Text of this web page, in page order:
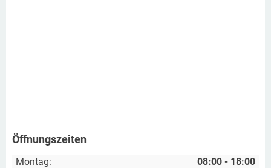
Öffnungszeiten
Montag:
08:00 - 18:00